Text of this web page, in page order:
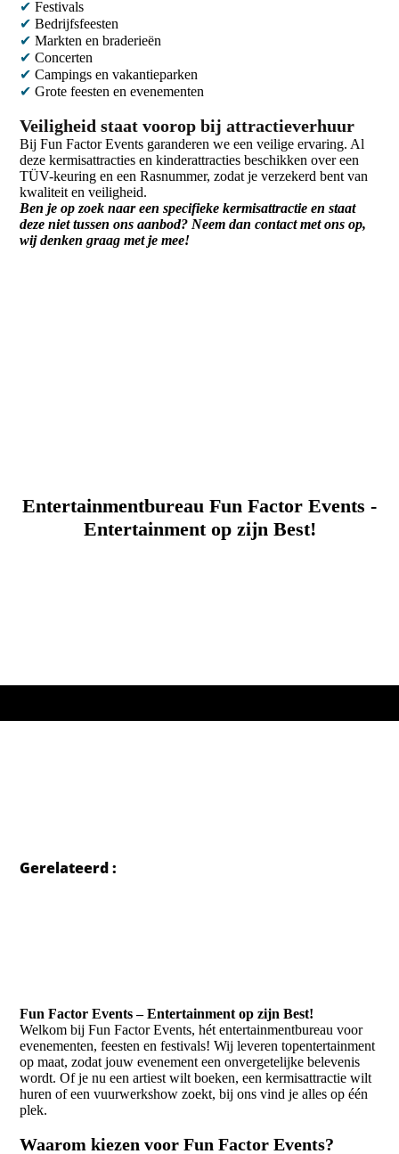
✔ Festivals
✔ Bedrijfsfeesten
✔ Markten en braderieën
✔ Concerten
✔ Campings en vakantieparken
✔ Grote feesten en evenementen
Veiligheid staat voorop bij attractieverhuur
Bij Fun Factor Events garanderen we een veilige ervaring. Al
deze kermisattracties en kinderattracties beschikken over een
TÜV-keuring en een Rasnummer, zodat je verzekerd bent van
kwaliteit en veiligheid.
Ben je op zoek naar een specifieke kermisattractie en staat
deze niet tussen ons aanbod? Neem dan contact met ons op,
wij denken graag met je mee!
Entertainmentbureau Fun Factor Events -
Entertainment op zijn Best!
Gerelateerd :
Fun Factor Events – Entertainment op zijn Best!
Welkom bij Fun Factor Events, hét entertainmentbureau voor
evenementen, feesten en festivals! Wij leveren topentertainment
op maat, zodat jouw evenement een onvergetelijke belevenis
wordt. Of je nu een artiest wilt boeken, een kermisattractie wilt
huren of een vuurwerkshow zoekt, bij ons vind je alles op één
plek.
Waarom kiezen voor Fun Factor Events?